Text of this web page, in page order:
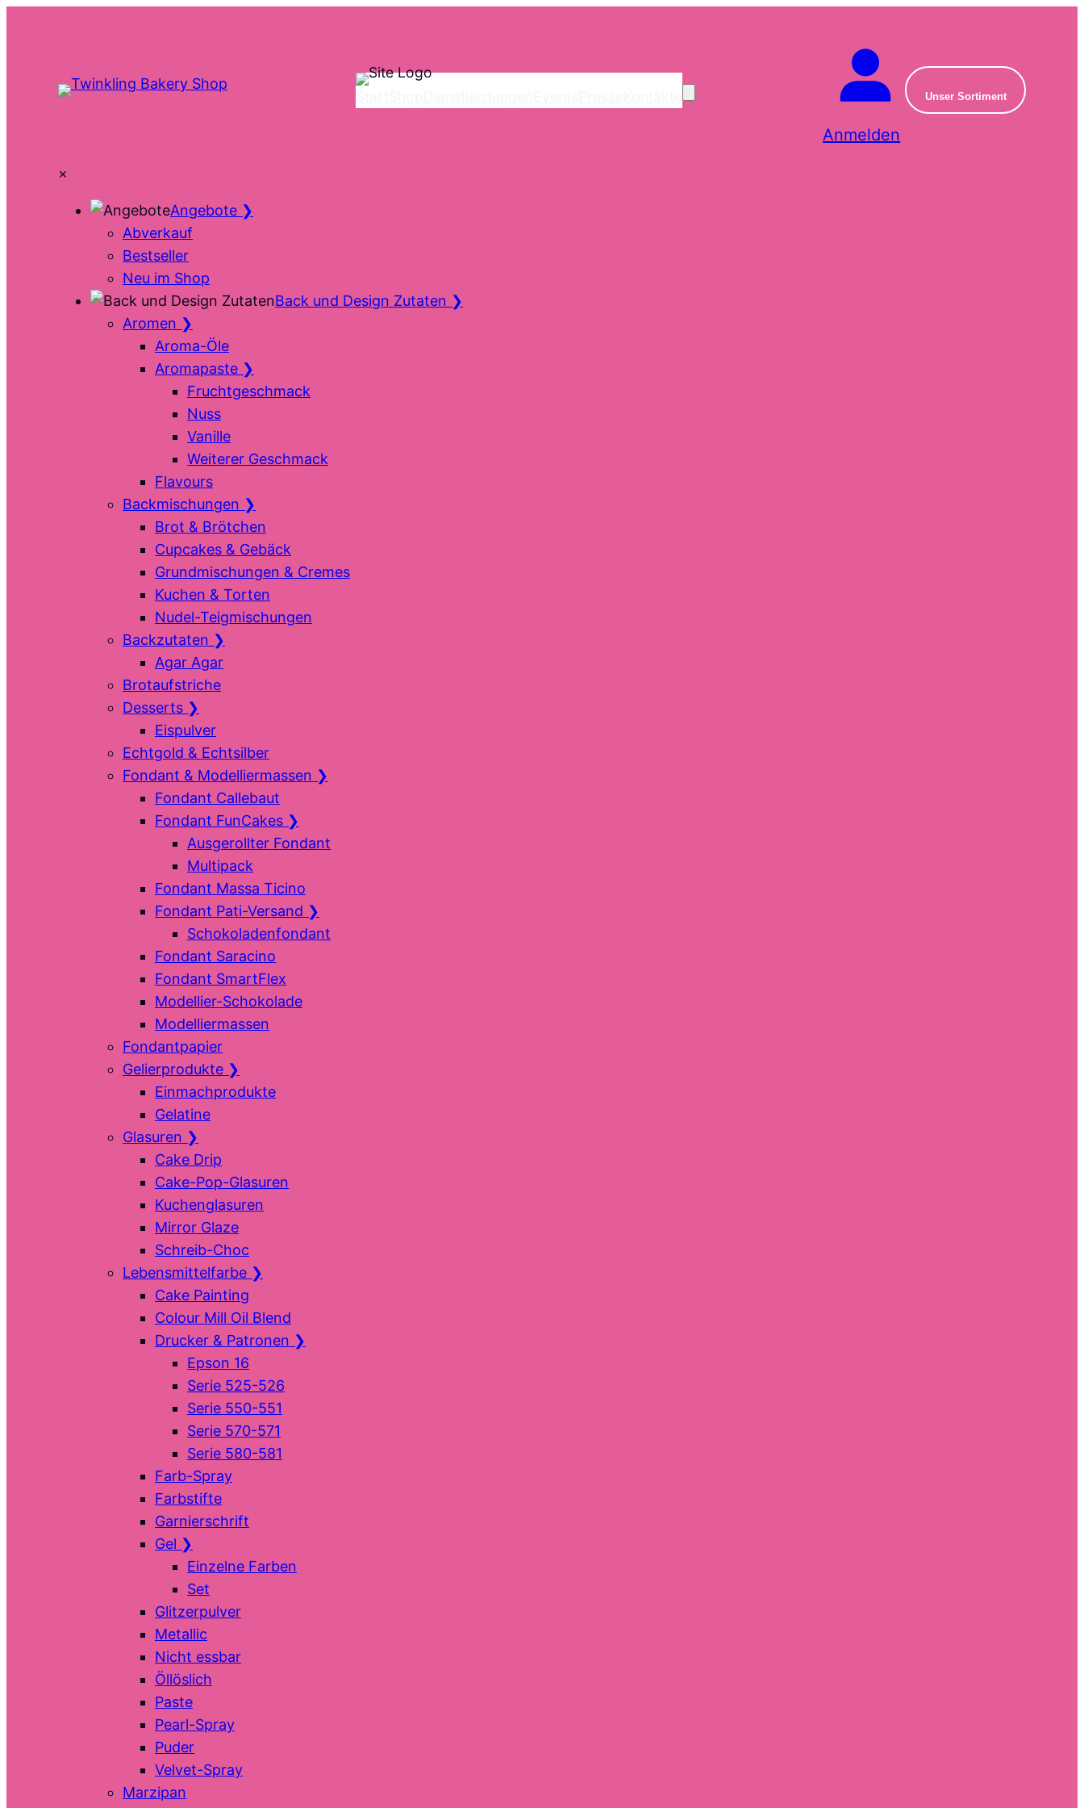
Anmelden
Unser Sortiment
×
Angebote ❯
Abverkauf
Bestseller
Neu im Shop
Back und Design Zutaten ❯
Aromen ❯
Aroma-Öle
Aromapaste ❯
Fruchtgeschmack
Nuss
Vanille
Weiterer Geschmack
Flavours
Backmischungen ❯
Brot & Brötchen
Cupcakes & Gebäck
Grundmischungen & Cremes
Kuchen & Torten
Nudel-Teigmischungen
Backzutaten ❯
Agar Agar
Brotaufstriche
Desserts ❯
Eispulver
Echtgold & Echtsilber
Fondant & Modelliermassen ❯
Fondant Callebaut
Fondant FunCakes ❯
Ausgerollter Fondant
Multipack
Fondant Massa Ticino
Fondant Pati-Versand ❯
Schokoladenfondant
Fondant Saracino
Fondant SmartFlex
Modellier-Schokolade
Modelliermassen
Fondantpapier
Gelierprodukte ❯
Einmachprodukte
Gelatine
Glasuren ❯
Cake Drip
Cake-Pop-Glasuren
Kuchenglasuren
Mirror Glaze
Schreib-Choc
Lebensmittelfarbe ❯
Cake Painting
Colour Mill Oil Blend
Drucker & Patronen ❯
Epson 16
Serie 525-526
Serie 550-551
Serie 570-571
Serie 580-581
Farb-Spray
Farbstifte
Garnierschrift
Gel ❯
Einzelne Farben
Set
Glitzerpulver
Metallic
Nicht essbar
Öllöslich
Paste
Pearl-Spray
Puder
Velvet-Spray
Marzipan